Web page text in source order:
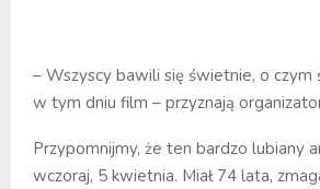
– Wszyscy bawili się świetnie, o czym
w tym dniu film – przyznają
Przypomnijmy, że ten bardzo lubiany
wczoraj, 5 kwietnia. Miał 74 lata,